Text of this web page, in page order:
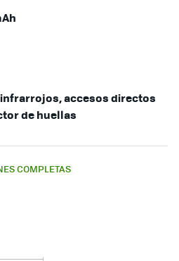
accesos directos
de huellas
COMPLETAS